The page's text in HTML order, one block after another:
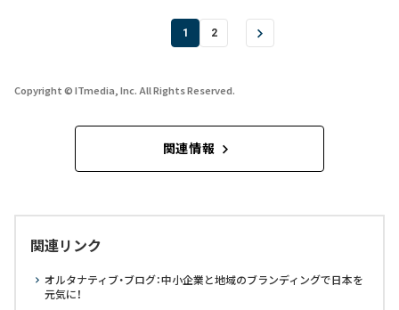
1 2
Copyright © ITmedia, Inc. All Rights Reserved.
関連情報
関連リンク
オルタナティブ・ブログ：中小企業と地域のブランディングで日本を
元気に！